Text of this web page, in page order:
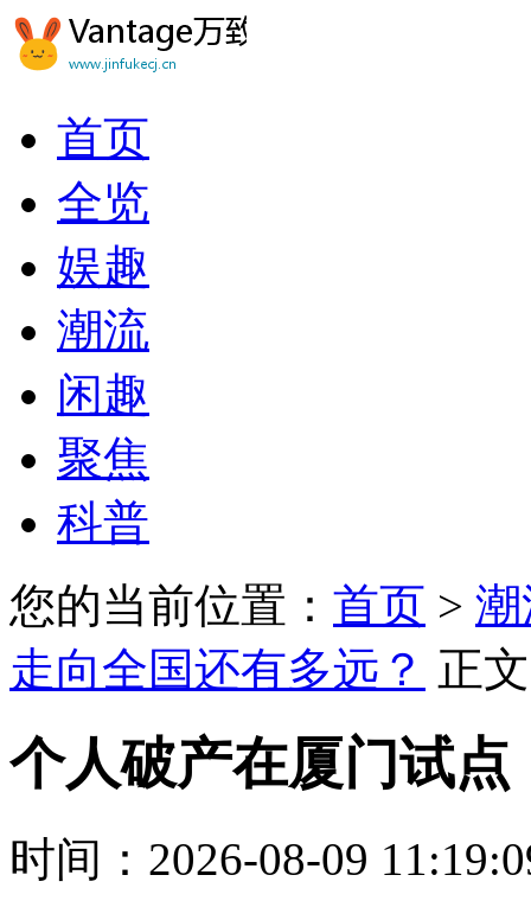
首页
全览
娱趣
潮流
闲趣
聚焦
科普
您的当前位置： 首页 >
走向全国还有多远？ 正文
个人破产在厦门试
时间：2026-08-09